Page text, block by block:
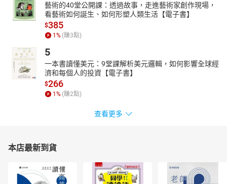
藝術的40堂公開課：透過故事，走進藝術家創作現場，
看藝術如何誕生、如何形塑人類生活【電子書】
$385
1% (賺3點)
5
一本書讀懂美元：9堂課解析美元邏輯，如何影響全球經
濟和每個人的投資【電子書】
$266
1% (賺2點)
查看更多
本店最新到貨